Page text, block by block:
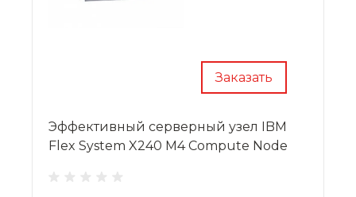
Заказать
Эффективный серверный узел IBM
Flex System X240 M4 Compute Node